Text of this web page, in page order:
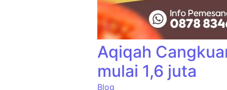
Aqiqah
mulai 1,6 juta
Blog